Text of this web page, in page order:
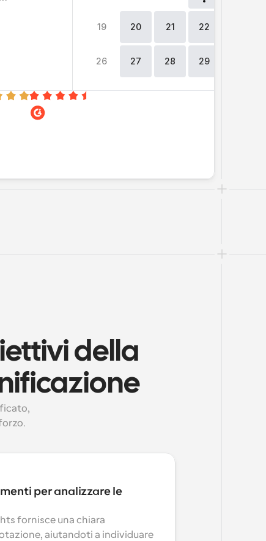
19 20 21 22
26 27 28 29
della
per analizzare le
fornisce una chiara
aiutandoti a individuare